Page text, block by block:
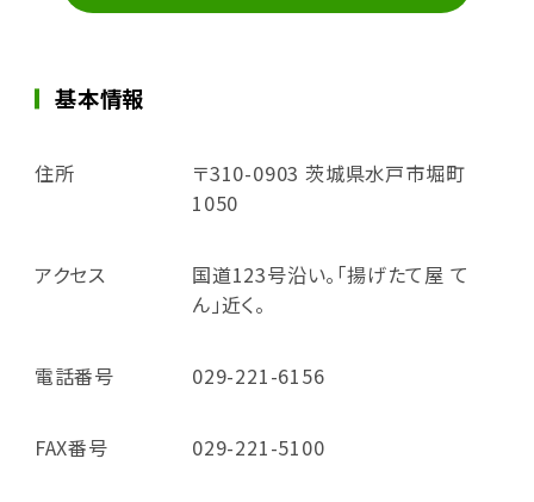
基本情報
住所
〒310-0903 茨城県水戸市堀町
1050
アクセス
国道123号沿い。「揚げたて屋 て
ん」近く。
電話番号 029-221-6156
FAX番号 029-221-5100